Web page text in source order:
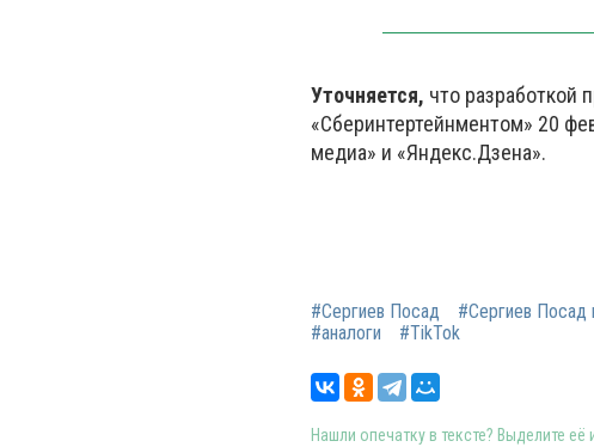
Уточняется, что разработкой
«Сберинтертейнментом» 20
медиа» и «Яндекс.Дзена».
#Сергиев Посад #Сергиев Посад
#аналоги
#TikTok
Нашли опечатку в тексте? Выделите